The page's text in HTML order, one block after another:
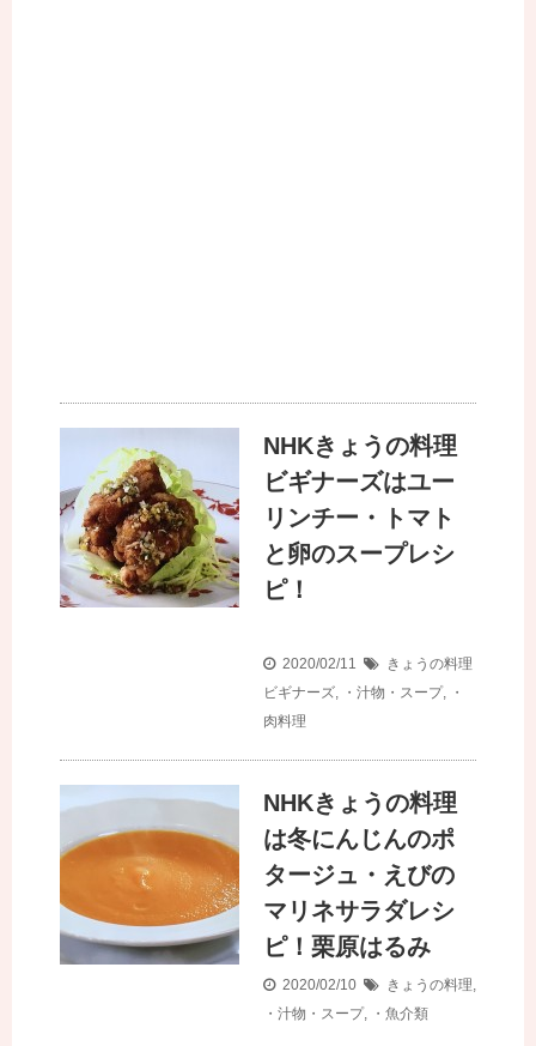
NHKきょうの料理
ビギナーズはユー
リンチー・トマト
と卵のスープレシ
ピ！
2020/02/11
きょうの料理
ビギナーズ
・汁物・スープ,
・
肉料理
NHKきょうの料理
は冬にんじんのポ
タージュ・えびの
マリネサラダレシ
ピ！栗原はるみ
2020/02/10 きょうの料理
・汁物・スープ, ・魚介類